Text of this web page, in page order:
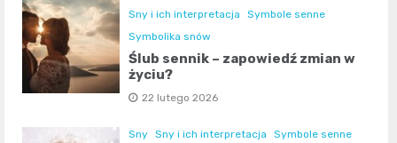
Sny i ich interpretacja
Symbole senne
Symbolika snów
Ślub sennik – zapowiedź zmian w
życiu?
22 lutego 2026
Sny Sny i ich interpretacja
Symbole senne